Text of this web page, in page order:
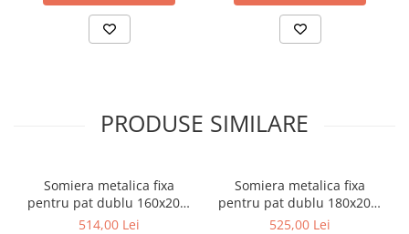
PRODUSE SIMILARE
Somiera metalica fixa
pentru pat dublu 160x200,
6 picioare, 32 lamele lemn
514,00 Lei
Somiera metalica fixa
pentru pat dublu 180x200,
6 picioare, 32 lamele lemn
525,00 Lei